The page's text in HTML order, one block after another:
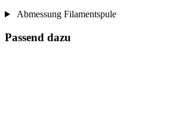
Abmessung Filamentspule
Passend dazu